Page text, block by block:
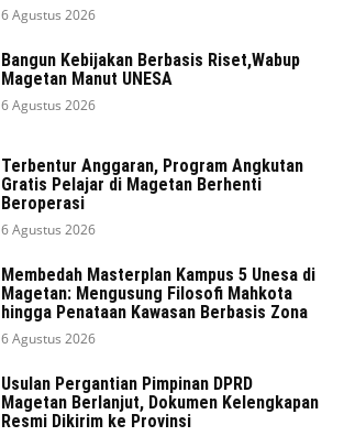
6 Agustus 2026
Bangun Kebijakan Berbasis Riset,Wabup
Magetan Manut UNESA
6 Agustus 2026
Terbentur Anggaran, Program Angkutan
Gratis Pelajar di Magetan Berhenti
Beroperasi
6 Agustus 2026
Membedah Masterplan Kampus 5 Unesa di
Magetan: Mengusung Filosofi Mahkota
hingga Penataan Kawasan Berbasis Zona
6 Agustus 2026
Usulan Pergantian Pimpinan DPRD
Magetan Berlanjut, Dokumen Kelengkapan
Resmi Dikirim ke Provinsi